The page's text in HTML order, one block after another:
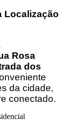
Localização
Rosa
dos
da cidade,
conectado.